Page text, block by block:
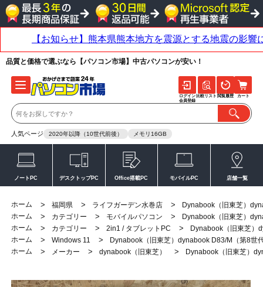
品質と価格で選ぶなら【パソコン市場】中古パソコンが安い！
人気ページ 2020年以降（10世代前後） メモリ16GB
ログイン
会員登録
比較リスト 閲覧履歴 カート
ノートPC デスクトップPC Office搭載PC モバイルPC 店舗一覧
ホーム > 福岡県 > ライフガーデン水巻店 >
Dynabook（旧東芝）
ホーム
> カテゴリー > モバイルパソコン >
Dynabook（旧東芝）
ホーム
> カテゴリー > 2in1 / タブレットPC >
Dynabook（旧東芝）
ホーム
> Windows 11 >
Dynabook（旧東芝）dynabook D83/M（第8世
ホーム
> メーカー > dynabook（旧東芝） > Dynabook（旧東芝）